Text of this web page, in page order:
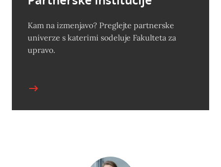
Kam na izmenjavo? Preglejte partnerske
univerze s katerimi sodeluje Fakulteta za
upravo.